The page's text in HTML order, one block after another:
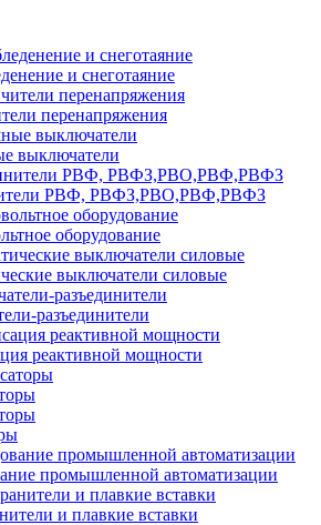
и снеготаяние
перенапряжения
выключатели
РВФ, РВФЗ,РВО,РВФ,РВФЗ
оборудование
выключатели cиловые
разъединители
реактивной мощности
промышленной автоматизации
и плавкие вставки